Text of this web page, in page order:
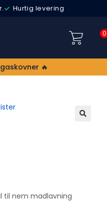
Hurtig levering
0
🔥
til nem madlavning